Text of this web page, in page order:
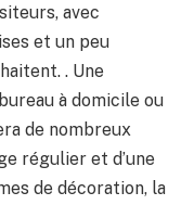
avec
et un peu
. Une
à domicile ou
de nombreux
régulier et d’une
de décoration, la